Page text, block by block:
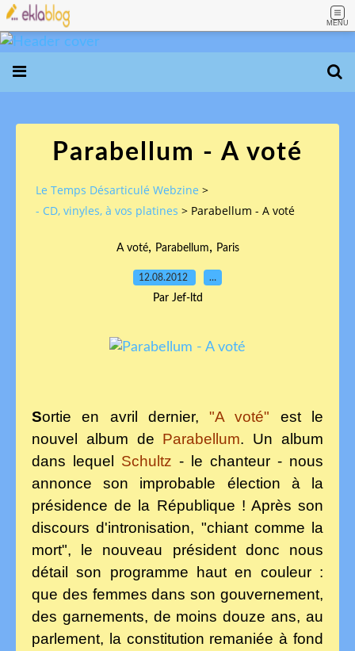
MENU
Parabellum - A voté
Le Temps Désarticulé Webzine >
- CD, vinyles, à vos platines > Parabellum - A voté
A voté, Parabellum, Paris
12.08.2012 …
Par Jef-ltd
Sortie en avril dernier, "A voté" est le
nouvel album de Parabellum. Un album
dans lequel Schultz - le chanteur - nous
annonce son improbable élection à la
présidence de la République ! Après son
discours d'intronisation, "chiant comme la
mort", le nouveau président donc nous
détail son programme haut en couleur :
que des femmes dans son gouvernement,
des garnements, de moins douze ans, au
parlement, la constitution remaniée à fond